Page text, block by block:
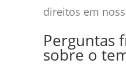
direitos em
Perguntas
sobre o